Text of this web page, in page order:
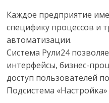
Каждое предприятие
специфику процессов и
автоматизации.
Система Рули24
интерфейсы, бизнес-
доступ пользователей
Подсистема